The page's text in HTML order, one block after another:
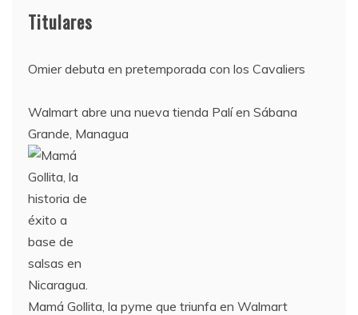
10 de agosto:
Supercopa de Europa 2022
Titulares
Omier debuta en pretemporada con los Cavaliers
Walmart abre una nueva tienda Palí en Sábana
Grande, Managua
Mamá Gollita, la pyme que triunfa en Walmart